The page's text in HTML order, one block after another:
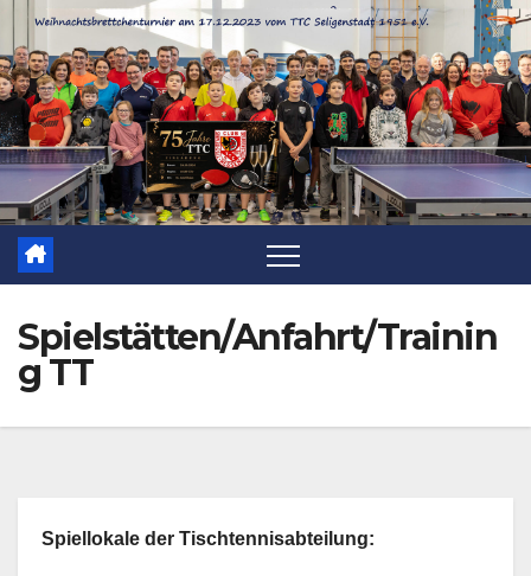
Zum
Inhalt
springen
Spielstätten/Anfahrt/Trainin
g TT
Spiellokale der Tischtennisabteilung: